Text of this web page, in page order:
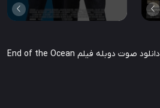
دانلود صوت دوبله فیلم The Deep End of the Ocean